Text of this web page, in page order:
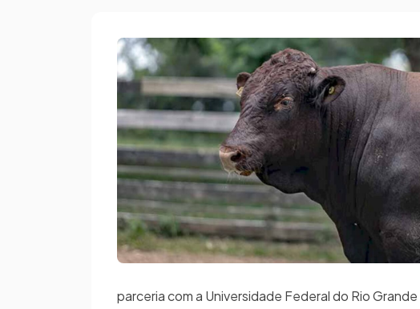
parceria com a Universidade Federal do Rio